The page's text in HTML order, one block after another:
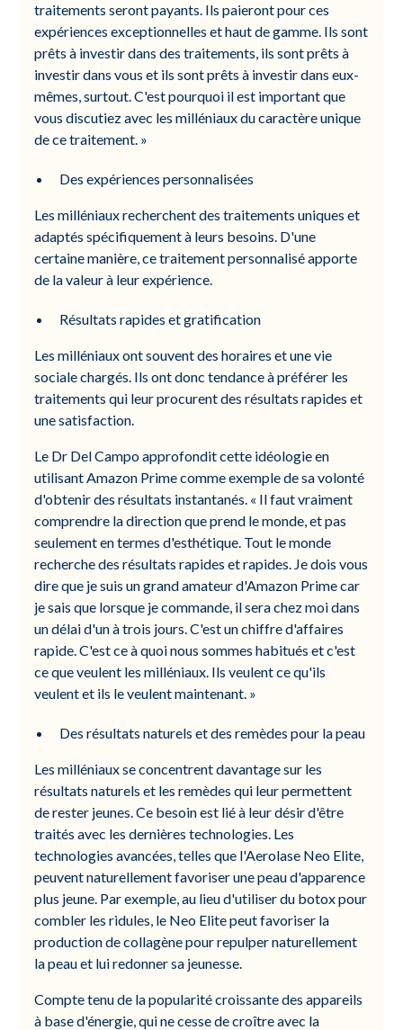
traitements seront payants. Ils paieront pour ces
expériences exceptionnelles et haut de gamme. Ils sont
prêts à investir dans des traitements, ils sont prêts à
investir dans vous et ils sont prêts à investir dans eux-
mêmes, surtout. C'est pourquoi il est important que
vous discutiez avec les milléniaux du caractère unique
de ce traitement. »
Des expériences personnalisées
Les milléniaux recherchent des traitements uniques et
adaptés spécifiquement à leurs besoins. D'une
certaine manière, ce traitement personnalisé apporte
de la valeur à leur expérience.
Résultats rapides et gratification
Les milléniaux ont souvent des horaires et une vie
sociale chargés. Ils ont donc tendance à préférer les
traitements qui leur procurent des résultats rapides et
une satisfaction.
Le Dr Del Campo approfondit cette idéologie en
utilisant Amazon Prime comme exemple de sa volonté
d'obtenir des résultats instantanés. « Il faut vraiment
comprendre la direction que prend le monde, et pas
seulement en termes d'esthétique. Tout le monde
recherche des résultats rapides et rapides. Je dois vous
dire que je suis un grand amateur d'Amazon Prime car
je sais que lorsque je commande, il sera chez moi dans
un délai d'un à trois jours. C'est un chiffre d'affaires
rapide. C'est ce à quoi nous sommes habitués et c'est
ce que veulent les milléniaux. Ils veulent ce qu'ils
veulent et ils le veulent maintenant. »
Des résultats naturels et des remèdes pour la peau
Les milléniaux se concentrent davantage sur les
résultats naturels et les remèdes qui leur permettent
de rester jeunes. Ce besoin est lié à leur désir d'être
traités avec les dernières technologies. Les
technologies avancées, telles que l'Aerolase Neo Elite,
peuvent naturellement favoriser une peau d'apparence
plus jeune. Par exemple, au lieu d'utiliser du botox pour
combler les ridules, le Neo Elite peut favoriser la
production de collagène pour repulper naturellement
la peau et lui redonner sa jeunesse.
Compte tenu de la popularité croissante des appareils
à base d'énergie, qui ne cesse de croître avec la